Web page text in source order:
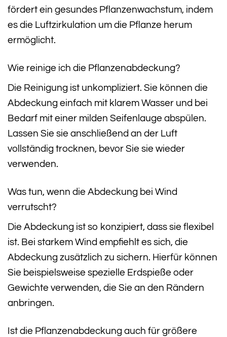
fördert ein gesundes Pflanzenwachstum, indem
es die Luftzirkulation um die Pflanze herum
ermöglicht.
Wie reinige ich die Pflanzenabdeckung?
Die Reinigung ist unkompliziert. Sie können die
Abdeckung einfach mit klarem Wasser und bei
Bedarf mit einer milden Seifenlauge abspülen.
Lassen Sie sie anschließend an der Luft
vollständig trocknen, bevor Sie sie wieder
verwenden.
Was tun, wenn die Abdeckung bei Wind
verrutscht?
Die Abdeckung ist so konzipiert, dass sie flexibel
ist. Bei starkem Wind empfiehlt es sich, die
Abdeckung zusätzlich zu sichern. Hierfür können
Sie beispielsweise spezielle Erdspieße oder
Gewichte verwenden, die Sie an den Rändern
anbringen.
Ist die Pflanzenabdeckung auch für größere